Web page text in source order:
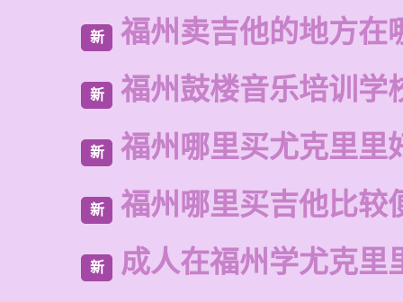
新 福州卖吉他的地方在
新 福州鼓楼音乐培训学
新 福州哪里买尤克里里
新 福州哪里买吉他比较
新 成人在福州学尤克里